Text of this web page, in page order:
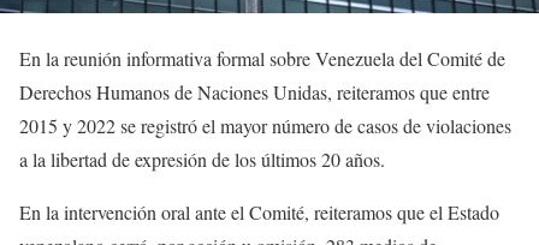
En la reunión informativa formal sobre Venezuela del Comité de
Derechos Humanos de Naciones Unidas, reiteramos que entre
2015 y 2022 se registró el mayor número de casos de violaciones
a la libertad de expresión de los últimos 20 años.
En la intervención oral ante el Comité, reiteramos que el Estado